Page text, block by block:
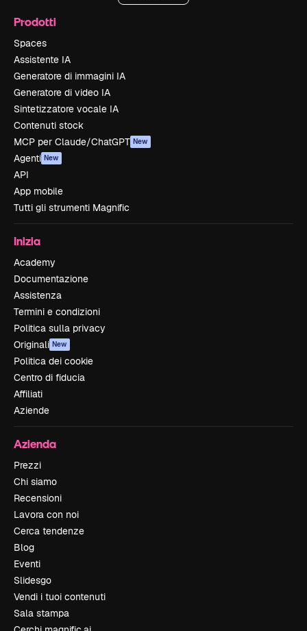
Prodotti
Spaces
Assistente IA
Generatore di immagini IA
Generatore di video IA
Sintetizzatore vocale IA
Contenuti stock
MCP per Claude/ChatGPT New
Agenti New
API
App mobile
Tutti gli strumenti Magnific
Inizia
Academy
Documentazione
Assistenza
Termini e condizioni
Politica sulla privacy
Originali New
Politica dei cookie
Centro di fiducia
Affiliati
Aziende
Azienda
Prezzi
Chi siamo
Recensioni
Lavora con noi
Cerca tendenze
Blog
Eventi
Slidesgo
Vendi i tuoi contenuti
Sala stampa